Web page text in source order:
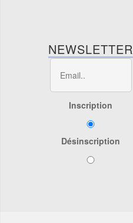
NEWSLETTER
Inscription
Désinscription